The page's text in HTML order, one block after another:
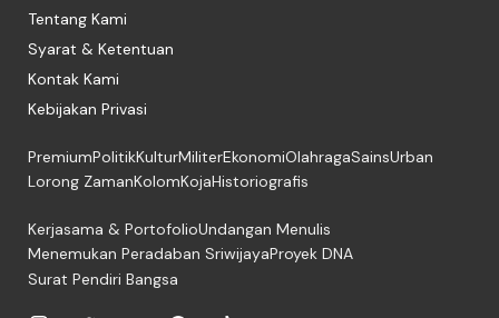
Tentang Kami
Syarat & Ketentuan
Kontak Kami
Kebijakan Privasi
PremiumPolitikKulturMiliterEkonomiOlahragaSainsUrban
Lorong ZamanKolomKojaHistoriografis
Kerjasama & PortofolioUndangan Menulis
Menemukan Peradaban SriwijayaProyek DNA
Surat Pendiri Bangsa